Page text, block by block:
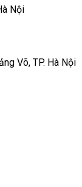
Nội
Võ, TP. Hà Nội